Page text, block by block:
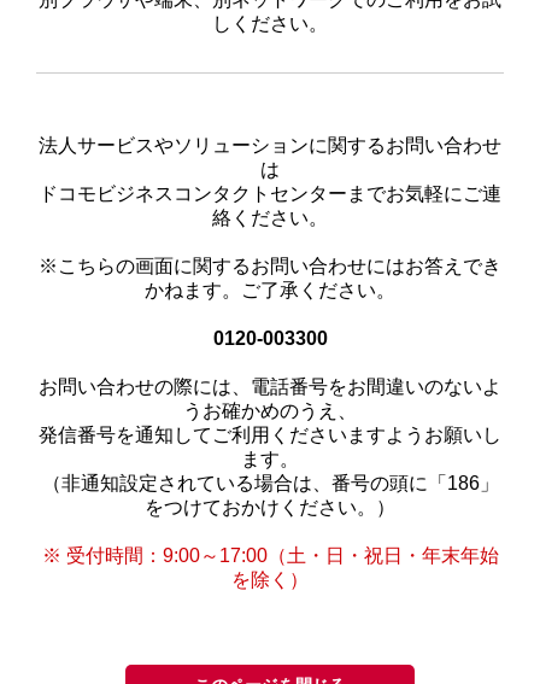
しください。
法人サービスやソリューションに関するお問い合わせ
は
ドコモビジネスコンタクトセンターまでお気軽にご連
絡ください。
※こちらの画面に関するお問い合わせにはお答えでき
かねます。ご了承ください。
0120-003300
お問い合わせの際には、電話番号をお間違いのないよ
うお確かめのうえ、
発信番号を通知してご利用くださいますようお願いし
ます。
（非通知設定されている場合は、番号の頭に「186」
をつけておかけください。）
※ 受付時間：9:00～17:00（土・日・祝日・年末年始
を除く）